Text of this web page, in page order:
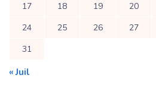
17
18 19 20
24
25 26 27
31
« Juil